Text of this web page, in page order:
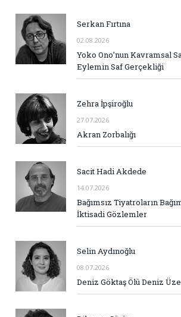
Serkan Fırtına
02.08.2026
Yoko Ono’nun Kavramsal
Eylemin Saf Gerçekliği
Zehra İpşiroğlu
27.07.2026
Akran Zorbalığı
Sacit Hadi Akdede
14.07.2026
Bağımsız Tiyatroların
İktisadi Gözlemler
Selin Aydınoğlu
08.07.2026
Deniz Göktaş Ölü Deniz